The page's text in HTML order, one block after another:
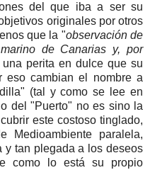
del que iba a ser su
originales por otros
que la "observación de
de Canarias y, por
una perita en dulce que su
eso cambian el nombre a
(tal y como se lee en
del "Puerto" no es sino la
este costoso tinglado,
Medioambiente paralela,
y tan plegada a los deseos
como lo está su propio